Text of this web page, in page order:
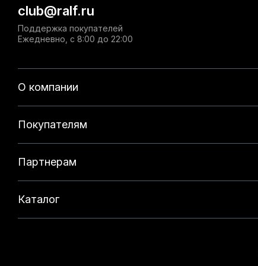
О компании
Покупателям
Партнерам
Каталог
club@ralf.ru
Поддержка покупателей
Ежедневно, с 8:00 до 22:00